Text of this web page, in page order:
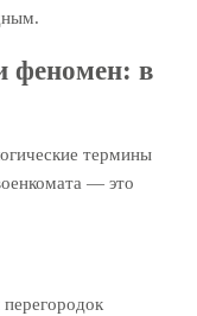
феномен: в
термины
— это